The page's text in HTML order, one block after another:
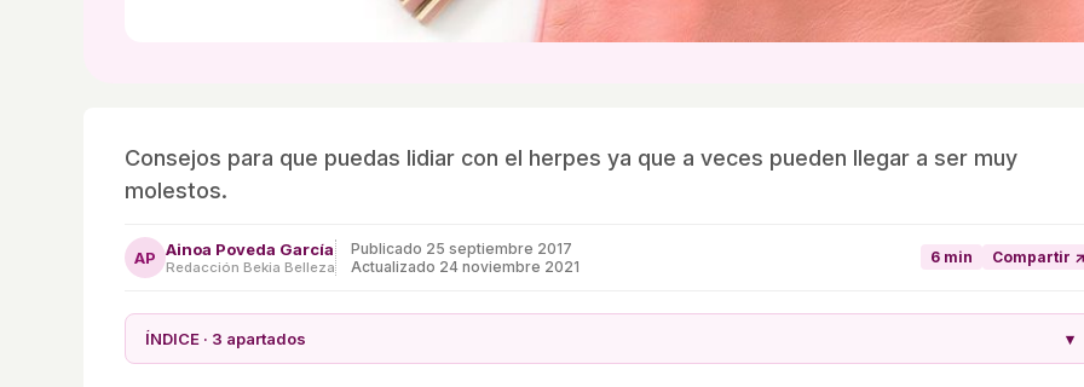
Consejos para que puedas lidiar con el herpes ya que a veces pueden llegar a ser muy
molestos.
AP Ainoa Poveda García
Redacción Bekia Belleza
Publicado 25 septiembre 2017
Actualizado 24 noviembre 2021
6 min Compartir ↗
ÍNDICE · 3 apartados ▾